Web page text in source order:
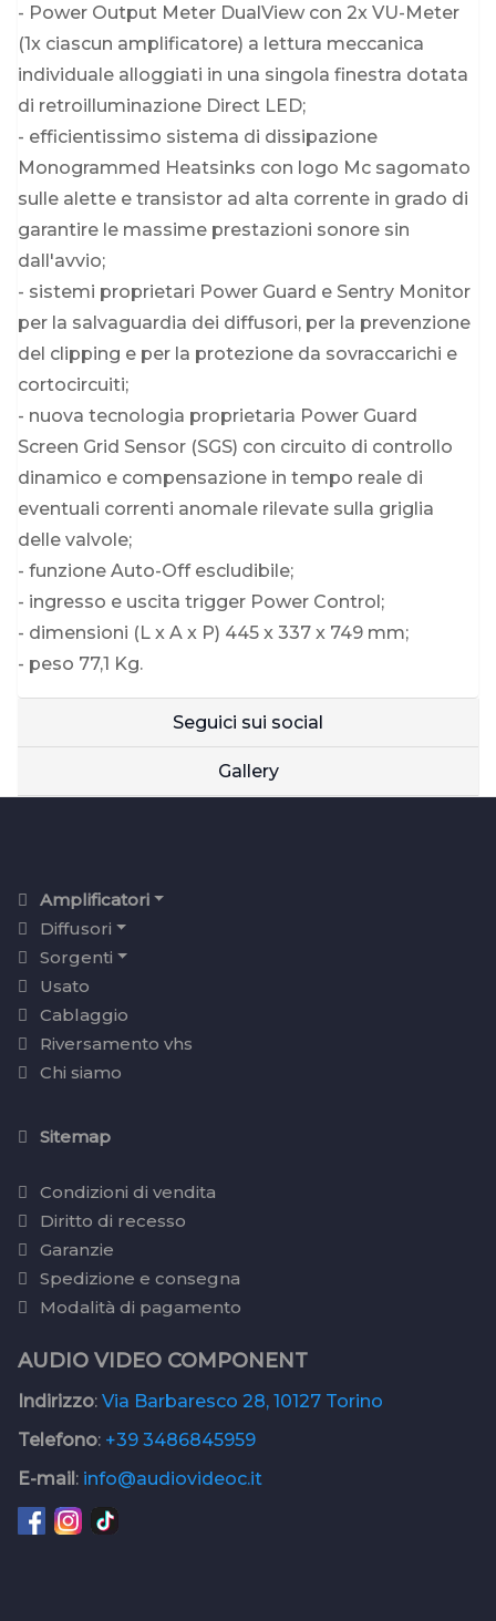
- Power Output Meter DualView con 2x VU-Meter
(1x ciascun amplificatore) a lettura meccanica
individuale alloggiati in una singola finestra dotata
di retroilluminazione Direct LED;
- efficientissimo sistema di dissipazione
Monogrammed Heatsinks con logo Mc sagomato
sulle alette e transistor ad alta corrente in grado di
garantire le massime prestazioni sonore sin
dall'avvio;
- sistemi proprietari Power Guard e Sentry Monitor
per la salvaguardia dei diffusori, per la prevenzione
del clipping e per la protezione da sovraccarichi e
cortocircuiti;
- nuova tecnologia proprietaria Power Guard
Screen Grid Sensor (SGS) con circuito di controllo
dinamico e compensazione in tempo reale di
eventuali correnti anomale rilevate sulla griglia
delle valvole;
- funzione Auto-Off escludibile;
- ingresso e uscita trigger Power Control;
- dimensioni (L x A x P) 445 x 337 x 749 mm;
- peso 77,1 Kg.
Seguici sui social
Gallery
Amplificatori
Diffusori
Sorgenti
Usato
Cablaggio
Riversamento vhs
Chi siamo
Sitemap
Condizioni di vendita
Diritto di recesso
Garanzie
Spedizione e consegna
Modalità di pagamento
AUDIO VIDEO COMPONENT
Indirizzo: Via Barbaresco 28, 10127 Torino
Telefono: +39 3486845959
E-mail: info@audiovideoc.it